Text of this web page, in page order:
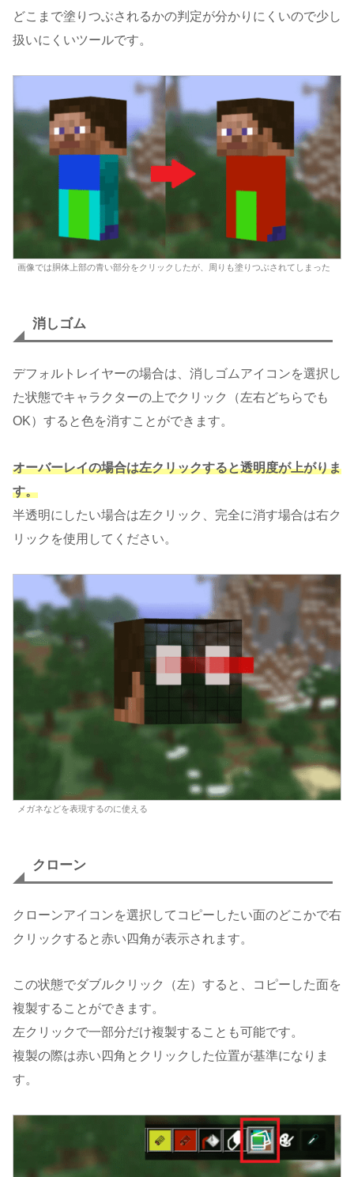
どこまで塗りつぶされるかの判定が分かりにくいので少し
扱いにくいツールです。
画像では胴体上部の青い部分をクリックしたが、周りも塗りつぶされてしまった
消しゴム
デフォルトレイヤーの場合は、消しゴムアイコンを選択し
た状態でキャラクターの上でクリック（左右どちらでも
OK）すると色を消すことができます。
オーバーレイの場合は左クリックすると透明度が上がりま
す。
半透明にしたい場合は左クリック、完全に消す場合は右ク
リックを使用してください。
メガネなどを表現するのに使える
クローン
クローンアイコンを選択してコピーしたい面のどこかで右
クリックすると赤い四角が表示されます。
この状態でダブルクリック（左）すると、コピーした面を
複製することができます。
左クリックで一部分だけ複製することも可能です。
複製の際は赤い四角とクリックした位置が基準になりま
す。